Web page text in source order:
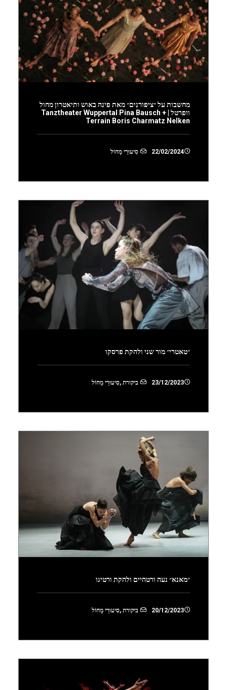
מחשבות על ״ציפורנִים״ מאת פינה באוש ותיאטרון מחול
וופרטל | Tanztheater Wuppertal Pina Bausch +
Terrain Boris Charmatz Nelken
22/02/2024 סִיעוּרֵי מָחוֹל
״טאטרי״ מור שני ולהקת פרסקו
23/12/2023 ביקורת ,סִיעוּרֵי מָחוֹל
״מאנא״ נעה ורטהיים ולהקת ורטיגו
20/12/2023 ביקורת ,סִיעוּרֵי מָחוֹל